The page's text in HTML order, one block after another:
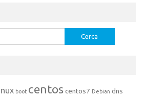
boot centoscentos7 Debian dns